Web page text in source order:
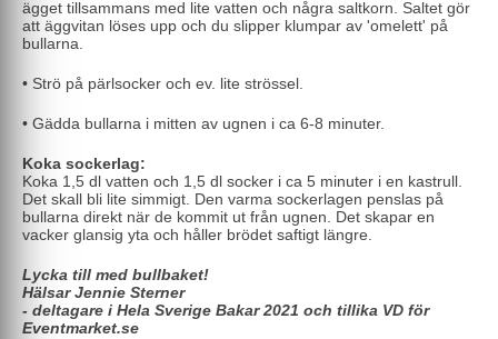
ägget tillsammans med lite vatten och några saltkorn. Saltet gör
att äggvitan löses upp och du slipper klumpar av 'omelett' på
bullarna.
• Strö på pärlsocker och ev. lite strössel.
• Gädda bullarna i mitten av ugnen i ca 6-8 minuter.
Koka sockerlag:
Koka 1,5 dl vatten och 1,5 dl socker i ca 5 minuter i en kastrull.
Det skall bli lite simmigt. Den varma sockerlagen penslas på
bullarna direkt när de kommit ut från ugnen. Det skapar en
vacker glansig yta och håller brödet saftigt längre.
Lycka till med bullbaket!
Hälsar Jennie Sterner
- deltagare i Hela Sverige Bakar 2021 och tillika VD för
Eventmarket.se